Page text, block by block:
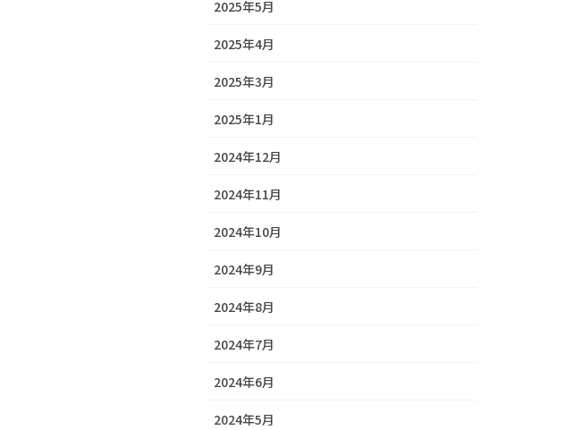
2025年5月
2025年4月
2025年3月
2025年1月
2024年12月
2024年11月
2024年10月
2024年9月
2024年8月
2024年7月
2024年6月
2024年5月